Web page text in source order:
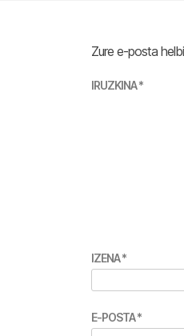
Zure e-posta
IRUZKINA*
IZENA*
E-POSTA*